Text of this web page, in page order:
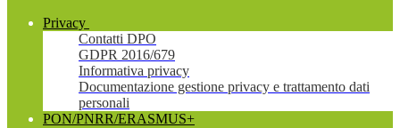
Privacy
Contatti DPO
GDPR 2016/679
Informativa privacy
Documentazione gestione privacy e trattamento dati
personali
PON/PNRR/ERASMUS+